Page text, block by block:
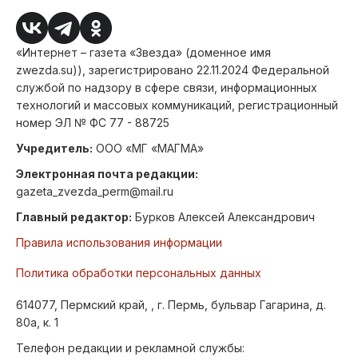
«Интернет – газета «Звезда» (доменное имя
zwezda.su)), зарегистрировано 22.11.2024 Федеральной
службой по надзору в сфере связи, информационных
технологий и массовых коммуникаций, регистрационный
номер ЭЛ № ФС 77 - 88725
Учредитель: ООО «МГ «МАГМА»
Электронная почта редакции:
gazeta_zvezda_perm@mail.ru
Главный редактор: Бурков Алексей Александрович
Правила использования информации
Политика обработки персональных данных
614077, Пермский край, , г. Пермь, бульвар Гагарина, д.
80а, к. 1
Телефон редакции и рекламной службы: